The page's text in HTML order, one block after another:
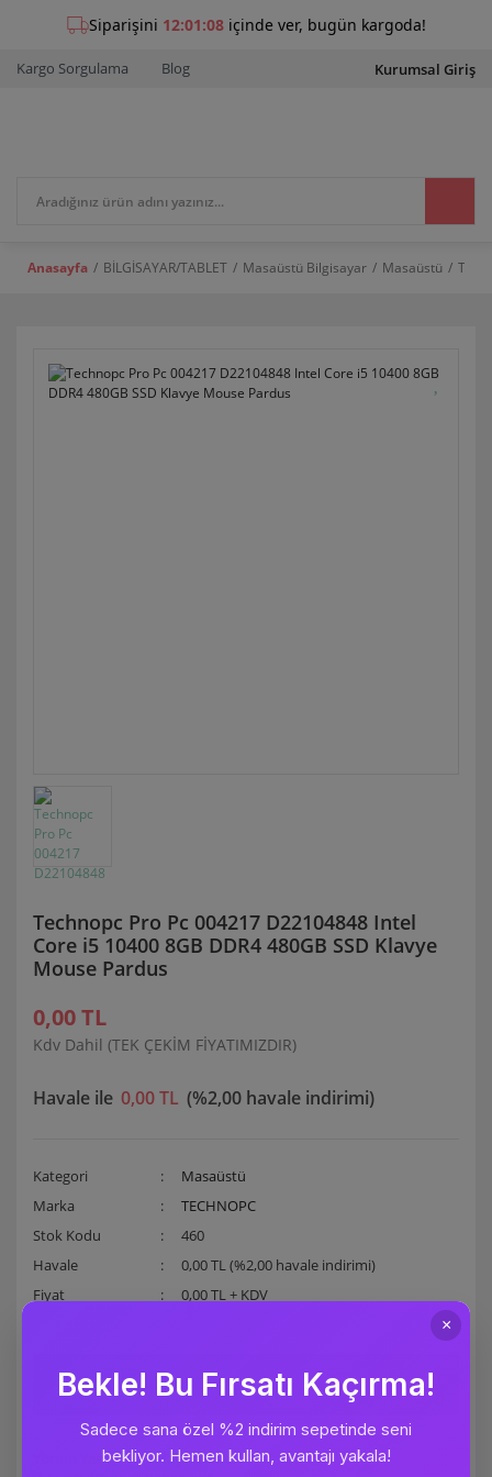
Kargo Sorgulama Blog Kurumsal Giriş
Anasayfa BİLGİSAYAR/TABLET Masaüstü Bilgisayar Masaüstü
Technopc Pro Pc 004217 D22104848 Intel
Core i5 10400 8GB DDR4 480GB SSD Klavye
Mouse Pardus
0,00 TL
Kdv Dahil (TEK ÇEKİM FİYATIMIZDIR)
Havale ile 0,00 TL (%2,00 havale indirimi)
Kategori
Masaüstü
Marka
TECHNOPC
Stok Kodu
460
Havale
0,00 TL (%2,00 havale indirimi)
Fiyat
0,00 TL + KDV
Gelince Haber Ver
Arkadaşına Öner
Yazdır